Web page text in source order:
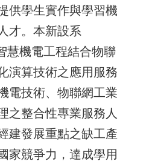
供學生實作與學習機
才。本新設系
慧機電工程結合物聯
演算技術之應用服務
電技術、物聯網工業
之整合性專業服務人
建發展重點之缺工產
家競爭力，達成學用